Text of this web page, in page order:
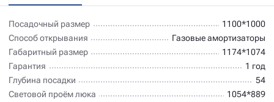
Посадочный размер
1100*1000
Способ открывания
Газовые амортизаторы
Габаритный размер
1174*1074
Гарантия
1 год
Глубина посадки
54
Световой проём люка
1054*889